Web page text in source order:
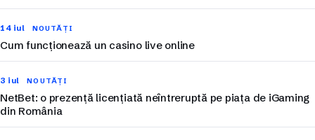
14 iul NOUTĂȚI
Cum funcționează un casino live online
3 iul NOUTĂȚI
NetBet: o prezență licențiată neîntreruptă pe piața de iGaming
din România